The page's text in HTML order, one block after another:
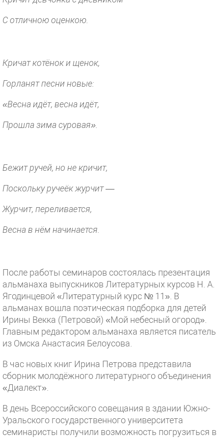
С отличною оценкою.
Кричат котёнок и щенок,
Горланят песни новые:
«Весна идёт, весна идёт,
Прошла зима суровая».
Бежит ручей, но не кричит,
Поскольку ручеёк журчит —
Журчит, переливается,
Весна в нём начинается.
После работы семинаров состоялась презентация
альманаха выпускников Литературных курсов Н. А.
Ягодинцевой «Литературный курс № 11». В
альманах вошла поэтическая подборка для детей
Ирины Векка (Петровой) «Мой небесный огород».
Главным редактором альманаха является писатель
из Омска Анастасия Белоусова.
В час новых книг Ирина Петрова представила
сборник молодёжного литературного объединения
«Диалект».
В день Всероссийского совещания в здании Южно-
Уральского государственного университета
семинаристы получили возможность погрузиться в